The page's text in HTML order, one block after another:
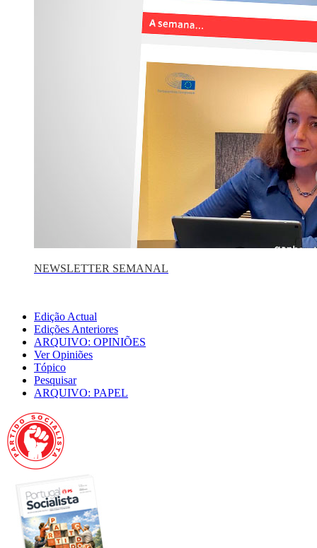
NEWSLETTER SEMANAL
Edição Actual
Edições Anteriores
ARQUIVO: OPINIÕES
Ver Opiniões
Tópico
Pesquisar
ARQUIVO: PAPEL